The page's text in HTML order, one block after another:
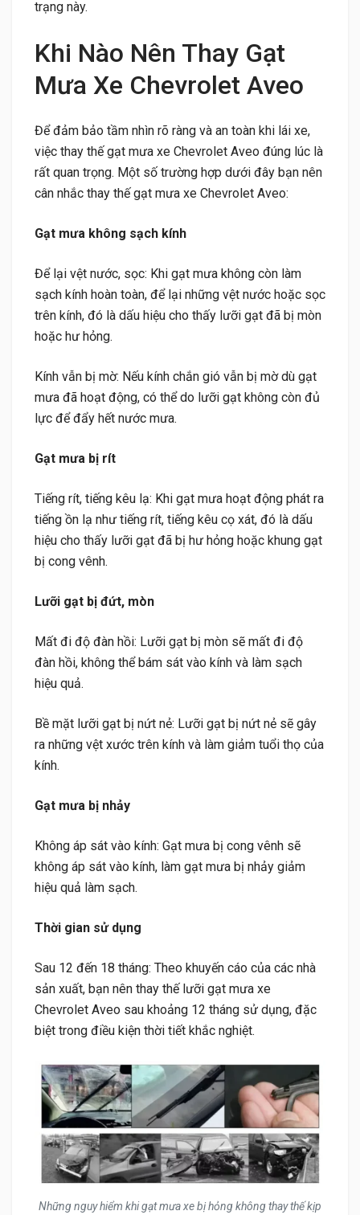
trạng này.
Khi Nào Nên Thay Gạt
Mưa Xe Chevrolet Aveo
Để đảm bảo tầm nhìn rõ ràng và an toàn khi lái xe,
việc thay thế gạt mưa xe Chevrolet Aveo đúng lúc là
rất quan trọng. Một số trường hợp dưới đây bạn nên
cân nhắc thay thế gạt mưa xe Chevrolet Aveo:
Gạt mưa không sạch kính
Để lại vệt nước, sọc: Khi gạt mưa không còn làm
sạch kính hoàn toàn, để lại những vệt nước hoặc sọc
trên kính, đó là dấu hiệu cho thấy lưỡi gạt đã bị mòn
hoặc hư hỏng.
Kính vẫn bị mờ: Nếu kính chắn gió vẫn bị mờ dù gạt
mưa đã hoạt động, có thể do lưỡi gạt không còn đủ
lực để đẩy hết nước mưa.
Gạt mưa bị rít
Tiếng rít, tiếng kêu lạ: Khi gạt mưa hoạt động phát ra
tiếng ồn lạ như tiếng rít, tiếng kêu cọ xát, đó là dấu
hiệu cho thấy lưỡi gạt đã bị hư hỏng hoặc khung gạt
bị cong vênh.
Lưỡi gạt bị đứt, mòn
Mất đi độ đàn hồi: Lưỡi gạt bị mòn sẽ mất đi độ
đàn hồi, không thể bám sát vào kính và làm sạch
hiệu quả.
Bề mặt lưỡi gạt bị nứt nẻ: Lưỡi gạt bị nứt nẻ sẽ gây
ra những vệt xước trên kính và làm giảm tuổi thọ của
kính.
Gạt mưa bị nhảy
Không áp sát vào kính: Gạt mưa bị cong vênh sẽ
không áp sát vào kính, làm gạt mưa bị nhảy giảm
hiệu quả làm sạch.
Thời gian sử dụng
Sau 12 đến 18 tháng: Theo khuyến cáo của các nhà
sản xuất, bạn nên thay thế lưỡi gạt mưa xe
Chevrolet Aveo sau khoảng 12 tháng sử dụng, đặc
biệt trong điều kiện thời tiết khắc nghiệt.
Những nguy hiểm khi gạt mưa xe bị hỏng không thay thế kịp